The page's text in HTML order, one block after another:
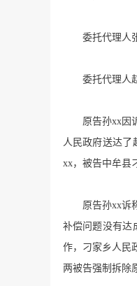
委托代理人
委托代理人
原告孙xx因
人民政府送达了
xx，被告中牟县
原告孙xx诉
补偿问题没有达
作，刁家乡人民
两被告强制拆除